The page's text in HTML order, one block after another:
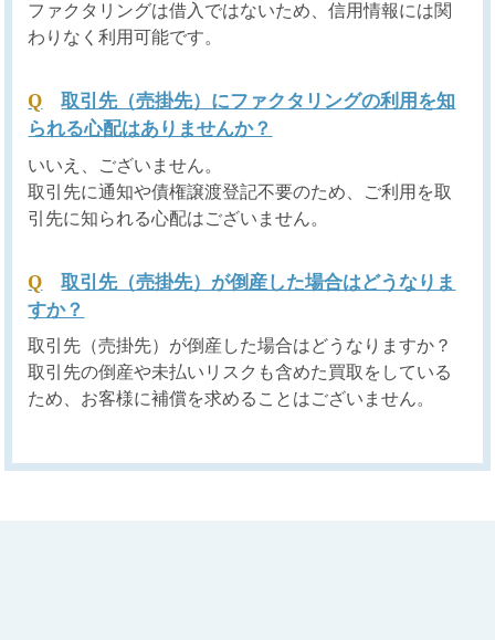
ファクタリングは借入ではないため、信用情報には関
わりなく利用可能です。
取引先（売掛先）にファクタリングの利用を知
られる心配はありませんか？
いいえ、ございません。
取引先に通知や債権譲渡登記不要のため、ご利用を取
引先に知られる心配はございません。
取引先（売掛先）が倒産した場合はどうなりま
すか？
取引先（売掛先）が倒産した場合はどうなりますか？
取引先の倒産や未払いリスクも含めた買取をしている
ため、お客様に補償を求めることはございません。